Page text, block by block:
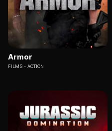
Armor
FILMS ACTION